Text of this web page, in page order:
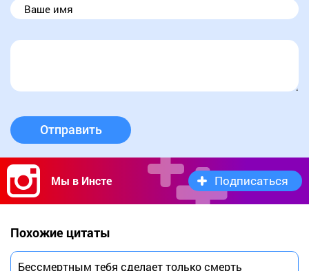
Отправить
Мы в Инсте Подписаться
Похожие цитаты
Бессмертным тебя сделает только смерть